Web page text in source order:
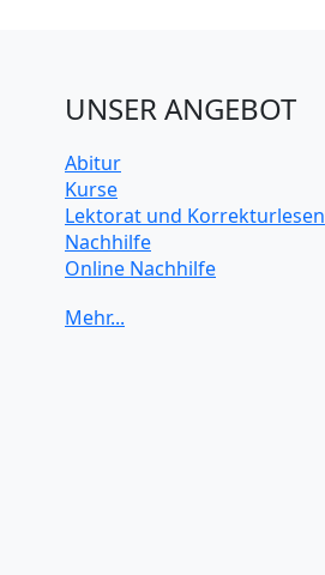
UNSER ANGEBOT
Abitur
Kurse
Lektorat und Korrekturlesen
Nachhilfe
Online Nachhilfe